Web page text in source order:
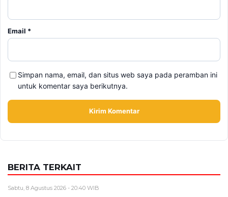
Email *
Simpan nama, email, dan situs web saya pada peramban ini
untuk komentar saya berikutnya.
BERITA TERKAIT
Sabtu, 8 Agustus 2026 - 20:40 WIB